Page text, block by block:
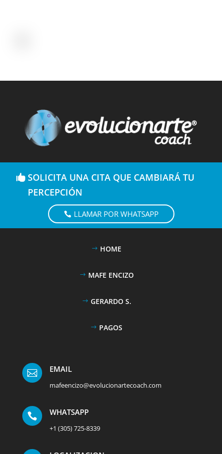
SOLICITA UNA CITA QUE CAMBIARÁ TU
PERCEPCIÓN
LLAMAR POR WHATSAPP
HOME
MAFE ENCIZO
GERARDO S.
PAGOS
 EMAIL
mafeencizo@evolucionartecoach.com
 WHATSAPP
+1 (305) 725-8339